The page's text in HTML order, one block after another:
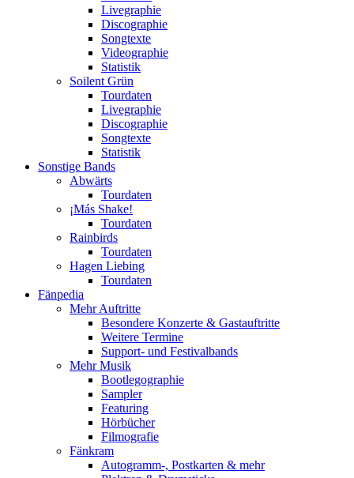
Livegraphie
Discographie
Songtexte
Videographie
Statistik
Soilent Grün
Tourdaten
Livegraphie
Discographie
Songtexte
Statistik
Sonstige Bands
Abwärts
Tourdaten
¡Más Shake!
Tourdaten
Rainbirds
Tourdaten
Hagen Liebing
Tourdaten
Fänpedia
Mehr Auftritte
Besondere Konzerte & Gastauftritte
Weitere Termine
Support- und Festivalbands
Mehr Musik
Bootlegographie
Sampler
Featuring
Hörbücher
Filmografie
Fänkram
Autogramm-, Postkarten & mehr